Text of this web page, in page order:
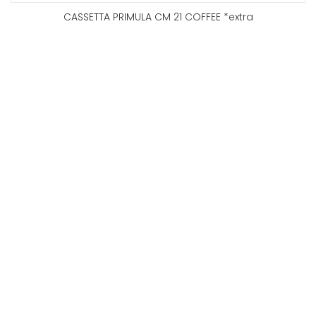
CASSETTA PRIMULA CM 21 COFFEE *extra